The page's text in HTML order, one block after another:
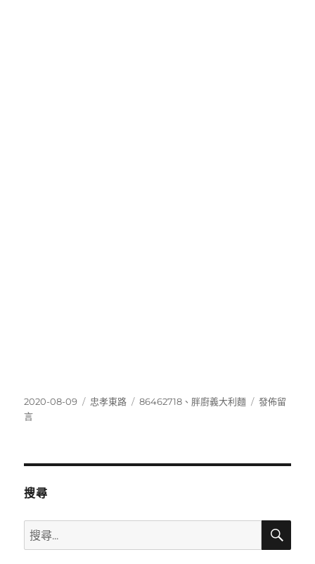
發
佈
2020-08-09
分
忠孝東路
標
86462718 、 胖廚義大利麵
在
發佈留
言
搜尋
搜
尋
搜